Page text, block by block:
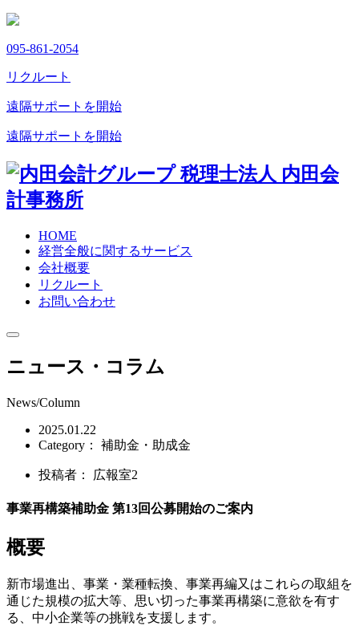
095-861-2054
リクルート
遠隔サポートを開始
遠隔サポートを開始
HOME
経営全般に関するサービス
会社概要
リクルート
お問い合わせ
ニュース・コラム
News/Column
2025.01.22
Category：
補助金・助成金
投稿者： 広報室2
事業再構築補助金 第13回公募開始のご案内
概要
新市場進出、事業・業種転換、事業再編又はこれらの取組を
通じた規模の拡大等、思い切った事業再構築に意欲を有す
る、中小企業等の挑戦を支援します。